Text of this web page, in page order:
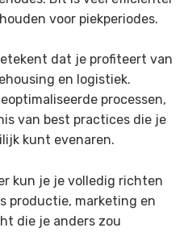
voor piekperiodes.
dat je profiteert van
en logistiek.
processen,
van best practices die je
kunt evenaren.
kun je je volledig richten
productie, marketing en
die je anders zou